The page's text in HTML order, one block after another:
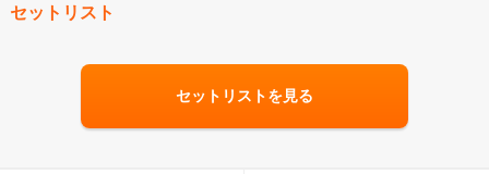
セットリスト
セットリストを見る